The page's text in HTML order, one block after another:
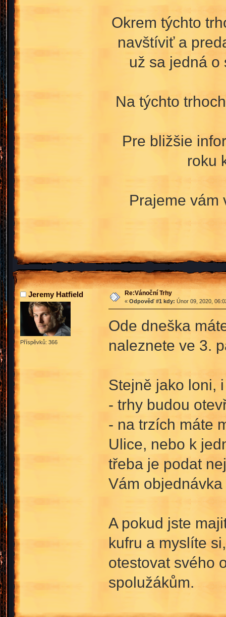
Okrem týchto
navštíviť a
už sa jedná o
Na týchto
Pre bližšie
roku
Prajeme vám
Jeremy Hatfield
Příspěvků: 366
Re:Vánoční Trhy
« Odpověď #1 kdy: Únor 09, 2020,
Ode dneška
naleznete ve 3.
Stejně jako loni,
- trhy budou
- na trzích máte
Ulice, nebo k
třeba je podat
Vám
A pokud jste
kufru a myslíte
otestovat svého
spolužákům.